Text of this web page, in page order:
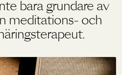
bara grundare av
meditations- och